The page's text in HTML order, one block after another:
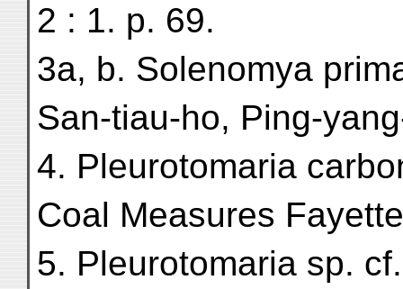
2 : 1. p. 69.
3a, b. Solenomya
San-tiau-ho, Ping-
4. Pleurotomaria
Coal Measures
5. Pleurotomaria sp.